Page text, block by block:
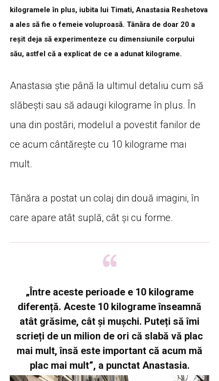
kilogramele în plus, iubita lui Timati, Anastasia Reshetova
a ales să fie o femeie voluproasă. Tânăra de doar 20 a
reșit deja să experimenteze cu dimensiunile corpului
său, astfel că a explicat de ce a adunat kilograme.
Anastasia știe până la ultimul detaliu cum să
slăbești sau să adaugi kilograme în plus. În
una din postări, modelul a povestit fanilor de
ce acum cântărește cu 10 kilograme mai
mult.
Tânăra a postat un colaj din două imagini, în
care apare atât suplă, cât și cu forme.
„Între aceste perioade e 10 kilograme
diferență. Aceste 10 kilograme înseamnă
atât grăsime, cât și mușchi. Puteți să îmi
scrieți de un milion de ori că slabă vă plac
mai mult, însă este important că acum mă
plac mai mult”, a punctat Anastasia.